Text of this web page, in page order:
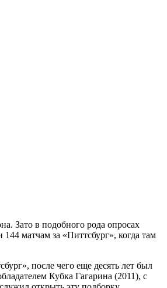
Зато в подобного рода опросах
матчам за «Питтсбург», когда там
после чего еще десять лет был
Кубка Гагарина (2011), с